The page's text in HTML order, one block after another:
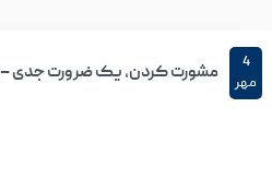
4
مهر
مشورت کردن، یک ضرورت جدی – 1